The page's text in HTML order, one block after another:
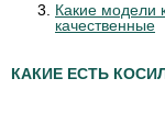
Какие модели
качественные
КАКИЕ ЕСТЬ